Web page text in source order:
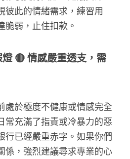
彼此的情緒需求，練習用
脆弱，止住扣款。
🔴 情感嚴重透支，需
處於極度不健康或情感完全
常充滿了指責或冷暴力的惡
行已經嚴重赤字。如果你們
係，強烈建議尋求專業的心